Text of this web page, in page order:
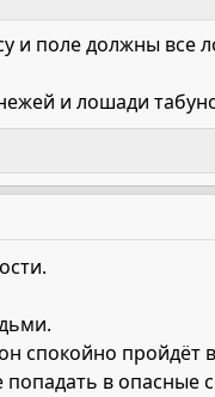
и поле должны
и лошади
пройдёт
в опасные